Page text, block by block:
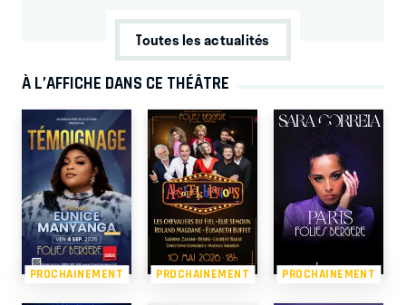
Toutes les actualités
À L’AFFICHE DANS CE THÉÂTRE
PROCHAINEMENT PROCHAINEMENT PROCHAINEMENT